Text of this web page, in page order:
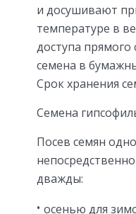
и досушивают
температуре в
доступа прямого
семена в
Срок хранения
Семена
Посев семян
дважды:
осенью для